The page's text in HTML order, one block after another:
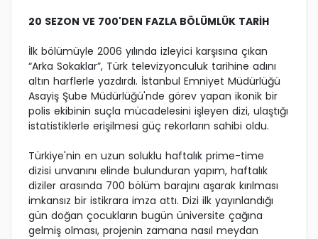
20 SEZON VE 700'DEN FAZLA BÖLÜMLÜK TARİH
İlk bölümüyle 2006 yılında izleyici karşısına çıkan
“Arka Sokaklar”, Türk televizyonculuk tarihine adını
altın harflerle yazdırdı. İstanbul Emniyet Müdürlüğü
Asayiş Şube Müdürlüğü'nde görev yapan ikonik bir
polis ekibinin suçla mücadelesini işleyen dizi, ulaştığı
istatistiklerle erişilmesi güç rekorların sahibi oldu.
Türkiye'nin en uzun soluklu haftalık prime-time
dizisi unvanını elinde bulunduran yapım, haftalık
diziler arasında 700 bölüm barajını aşarak kırılması
imkansız bir istikrara imza attı. Dizi ilk yayınlandığı
gün doğan çocukların bugün üniversite çağına
gelmiş olması, projenin zamana nasıl meydan